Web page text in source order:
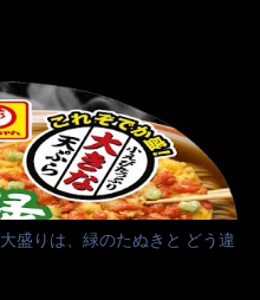
ァミレスには行きません。 最
たぐらいです。（肉が喰いた
理化が進み、店員さんもフロ
ねぇ～ それに注文はタッチパ
、フロア担当だけでも5人は
んを呼ぶピンポンを・・・ク
にタッチパネルで～と教えて
ーポンを受け付けない！！ 店
盛りは、緑のたぬきと どう違